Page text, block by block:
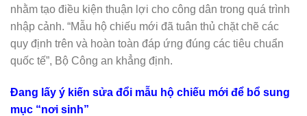
nhằm tạo điều kiện thuận lợi cho công dân trong quá trình
nhập cảnh. “Mẫu hộ chiếu mới đã tuân thủ chặt chẽ các
quy định trên và hoàn toàn đáp ứng đúng các tiêu chuẩn
quốc tế”, Bộ Công an khẳng định.
Đang lấy ý kiến sửa đổi mẫu hộ chiếu mới để bổ sung
mục “nơi sinh”